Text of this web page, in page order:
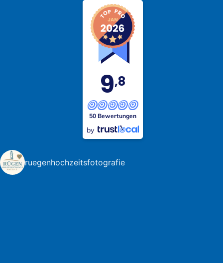
9,8
50 Bewertungen
by
ruegenhochzeitsfotografie